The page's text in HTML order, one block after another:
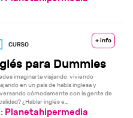
+ info
para Dummies
imaginarte viajando, viviendo
en un país de habla inglesa y
cómodamente con la gente de
¿Hablar inglés e...
Planetahipermedia